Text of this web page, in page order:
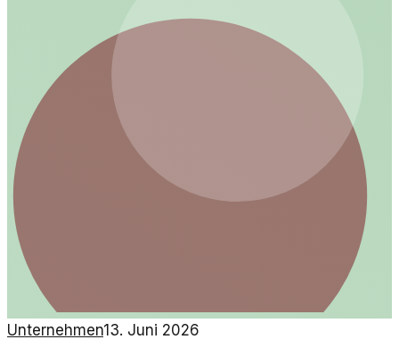
Unternehmen13. Juni 2026